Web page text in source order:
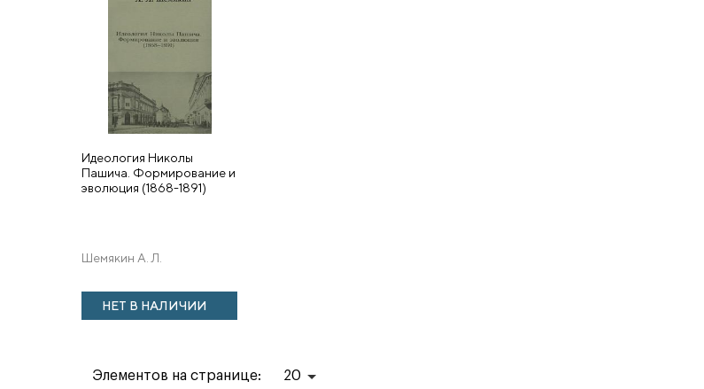
Идеология Николы
Пашича. Формирование и
эволюция (1868-1891)
Шемякин А. Л.
НЕТ В НАЛИЧИИ
Элементов на странице: 20